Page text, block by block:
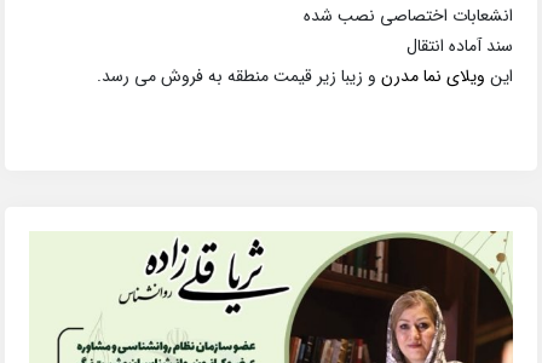
انشعابات اختصاصی نصب شده
سند آماده انتقال
این ویلای نما مدرن و زیبا زیر قیمت منطقه به فروش می رسد.